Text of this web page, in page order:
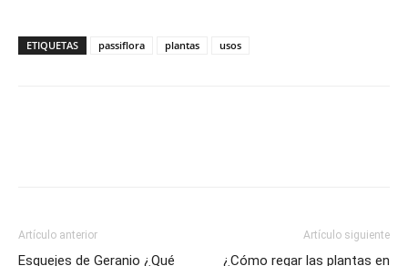
ETIQUETAS passiflora plantas usos
Artículo anterior
Esquejes de Geranio ¿Qué
Artículo siguiente
¿Cómo regar las plantas en